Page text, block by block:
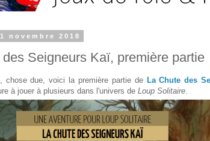
novembre 2018
Seigneurs Kaï, première partie
chose due, voici la première partie de La Chute des
à jouer à plusieurs dans l'univers de Loup Solitaire